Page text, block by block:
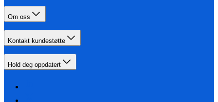
Om oss
Kontakt kundestøtte
Hold deg oppdatert